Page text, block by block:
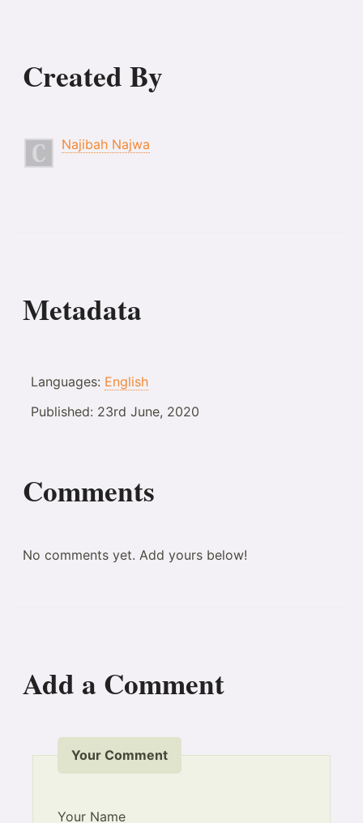
Created By
Najibah Najwa
Metadata
Languages: English
Published: 23rd June, 2020
Comments
No comments yet. Add yours below!
Add a Comment
Your Comment
Your Name